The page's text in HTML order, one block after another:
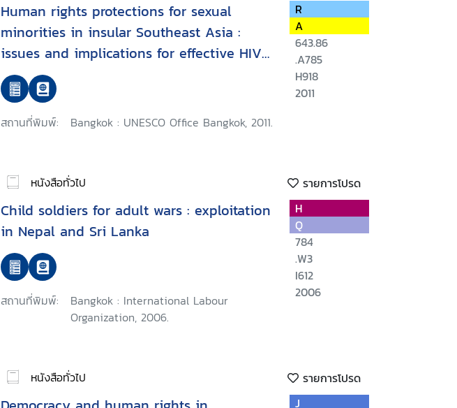
Human rights protections for sexual
minorities in insular Southeast Asia :
issues and implications for effective HIV
prevention
สถานที่พิมพ์: Bangkok : UNESCO Office Bangkok, 2011.
R
A
643.86
.A785
H918
2011
หนังสือทั่วไป รายการโปรด
Child soldiers for adult wars : exploitation
in Nepal and Sri Lanka
สถานที่พิมพ์:
Bangkok : International Labour
Organization, 2006.
H
Q
784
.W3
I612
2006
หนังสือทั่วไป รายการโปรด
J